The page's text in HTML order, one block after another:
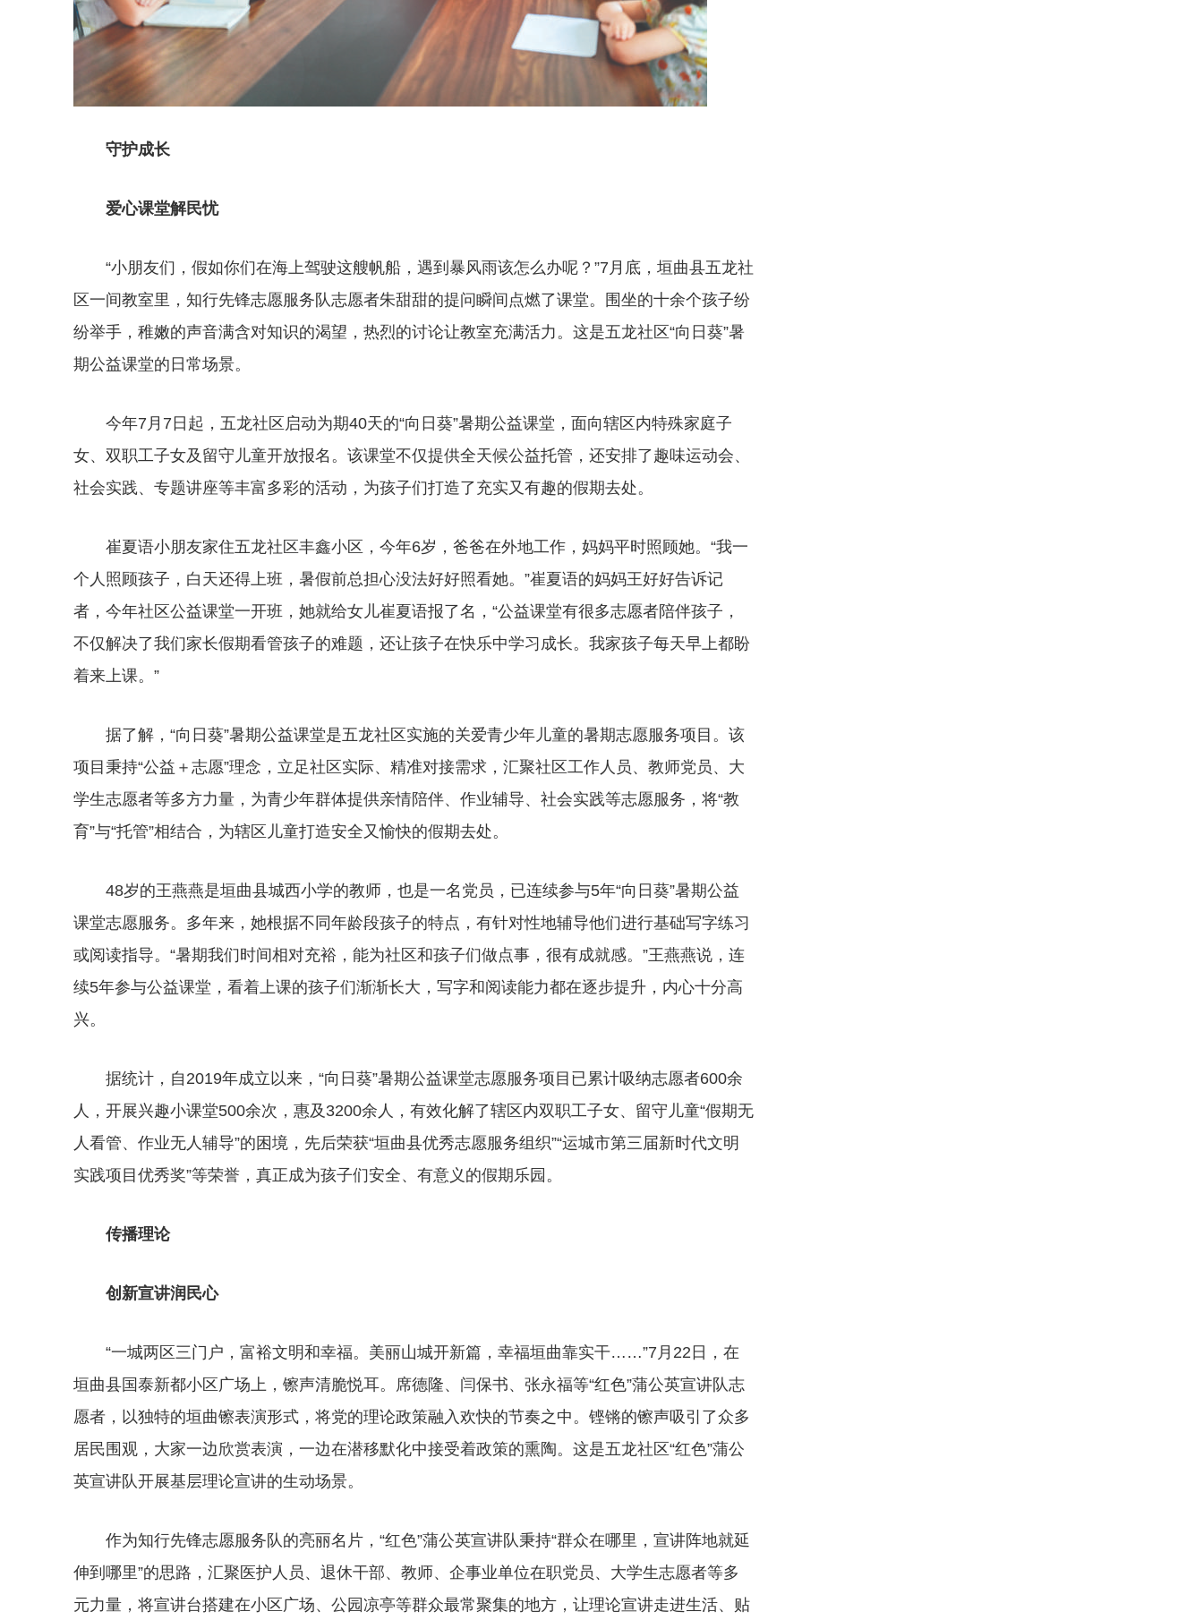
守护成长
爱心课堂解民忧
“小朋友们，假如你们在海上驾驶这艘帆船，遇到暴风雨该怎么办呢？”7月底，垣曲县五龙社
区一间教室里，知行先锋志愿服务队志愿者朱甜甜的提问瞬间点燃了课堂。围坐的十余个孩子纷
纷举手，稚嫩的声音满含对知识的渴望，热烈的讨论让教室充满活力。这是五龙社区“向日葵”暑
期公益课堂的日常场景。
今年7月7日起，五龙社区启动为期40天的“向日葵”暑期公益课堂，面向辖区内特殊家庭子
女、双职工子女及留守儿童开放报名。该课堂不仅提供全天候公益托管，还安排了趣味运动会、
社会实践、专题讲座等丰富多彩的活动，为孩子们打造了充实又有趣的假期去处。
崔夏语小朋友家住五龙社区丰鑫小区，今年6岁，爸爸在外地工作，妈妈平时照顾她。“我一
个人照顾孩子，白天还得上班，暑假前总担心没法好好照看她。”崔夏语的妈妈王好好告诉记
者，今年社区公益课堂一开班，她就给女儿崔夏语报了名，“公益课堂有很多志愿者陪伴孩子，
不仅解决了我们家长假期看管孩子的难题，还让孩子在快乐中学习成长。我家孩子每天早上都盼
着来上课。”
据了解，“向日葵”暑期公益课堂是五龙社区实施的关爱青少年儿童的暑期志愿服务项目。该
项目秉持“公益＋志愿”理念，立足社区实际、精准对接需求，汇聚社区工作人员、教师党员、大
学生志愿者等多方力量，为青少年群体提供亲情陪伴、作业辅导、社会实践等志愿服务，将“教
育”与“托管”相结合，为辖区儿童打造安全又愉快的假期去处。
48岁的王燕燕是垣曲县城西小学的教师，也是一名党员，已连续参与5年“向日葵”暑期公益
课堂志愿服务。多年来，她根据不同年龄段孩子的特点，有针对性地辅导他们进行基础写字练习
或阅读指导。“暑期我们时间相对充裕，能为社区和孩子们做点事，很有成就感。”王燕燕说，连
续5年参与公益课堂，看着上课的孩子们渐渐长大，写字和阅读能力都在逐步提升，内心十分高
兴。
据统计，自2019年成立以来，“向日葵”暑期公益课堂志愿服务项目已累计吸纳志愿者600余
人，开展兴趣小课堂500余次，惠及3200余人，有效化解了辖区内双职工子女、留守儿童“假期无
人看管、作业无人辅导”的困境，先后荣获“垣曲县优秀志愿服务组织”“运城市第三届新时代文明
实践项目优秀奖”等荣誉，真正成为孩子们安全、有意义的假期乐园。
传播理论
创新宣讲润民心
“一城两区三门户，富裕文明和幸福。美丽山城开新篇，幸福垣曲靠实干……”7月22日，在
垣曲县国泰新都小区广场上，镲声清脆悦耳。席德隆、闫保书、张永福等“红色”蒲公英宣讲队志
愿者，以独特的垣曲镲表演形式，将党的理论政策融入欢快的节奏之中。铿锵的镲声吸引了众多
居民围观，大家一边欣赏表演，一边在潜移默化中接受着政策的熏陶。这是五龙社区“红色”蒲公
英宣讲队开展基层理论宣讲的生动场景。
作为知行先锋志愿服务队的亮丽名片，“红色”蒲公英宣讲队秉持“群众在哪里，宣讲阵地就延
伸到哪里”的思路，汇聚医护人员、退休干部、教师、企事业单位在职党员、大学生志愿者等多
元力量，将宣讲台搭建在小区广场、公园凉亭等群众最常聚集的地方，让理论宣讲走进生活、贴